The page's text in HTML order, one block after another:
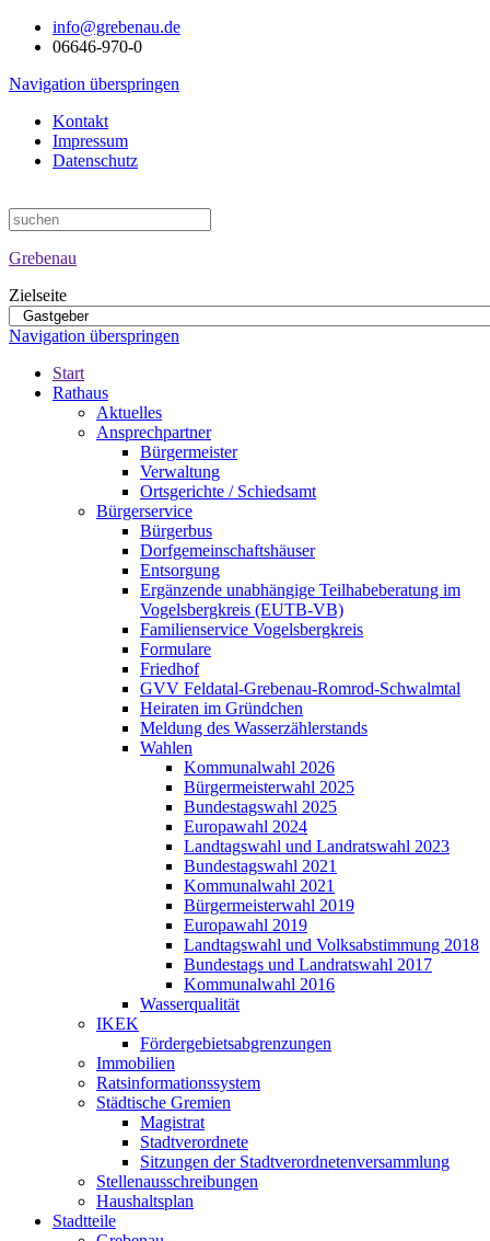
info@grebenau.de
06646-970-0
Navigation überspringen
Kontakt
Impressum
Datenschutz
Grebenau
Zielseite
Navigation überspringen
Start
Rathaus
Aktuelles
Ansprechpartner
Bürgermeister
Verwaltung
Ortsgerichte / Schiedsamt
Bürgerservice
Bürgerbus
Dorfgemeinschaftshäuser
Entsorgung
Ergänzende unabhängige Teilhabeberatung im
Vogelsbergkreis (EUTB-VB)
Familienservice Vogelsbergkreis
Formulare
Friedhof
GVV Feldatal-Grebenau-Romrod-Schwalmtal
Heiraten im Gründchen
Meldung des Wasserzählerstands
Wahlen
Kommunalwahl 2026
Bürgermeisterwahl 2025
Bundestagswahl 2025
Europawahl 2024
Landtagswahl und Landratswahl 2023
Bundestagswahl 2021
Kommunalwahl 2021
Bürgermeisterwahl 2019
Europawahl 2019
Landtagswahl und Volksabstimmung 2018
Bundestags und Landratswahl 2017
Kommunalwahl 2016
Wasserqualität
IKEK
Fördergebietsabgrenzungen
Immobilien
Ratsinformationssystem
Städtische Gremien
Magistrat
Stadtverordnete
Sitzungen der Stadtverordnetenversammlung
Stellenausschreibungen
Haushaltsplan
Stadtteile